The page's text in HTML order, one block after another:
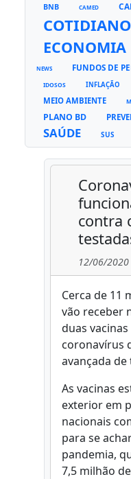
BNB CAMED
COTIDIANO
ECONOMIA
NEWS FUNDOS DE
IDOSOS INFLAÇÃO
MEIO AMBIENTE
PLANO BD
SAÚDE SUS
contra
12/06/2020
Cerca de 11
vão receber
duas
coronavírus
avançada
As vacinas
exterior em
nacionais
para se
pandemia,
7,5 milhão